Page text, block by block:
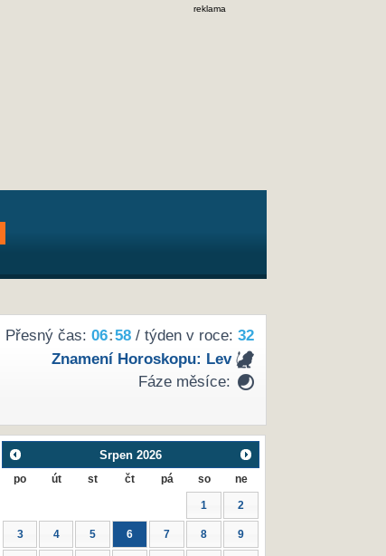
reklama
Přesný čas: 06:58/ týden v roce: 32
Znamení Horoskopu: Lev
Fáze měsíce:
Srpen 2026
po út st čt pá so ne
1 2
3 4 5 6 7 8 9